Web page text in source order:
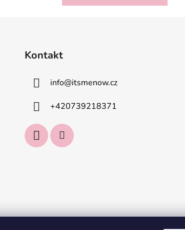
Kontakt
info@itsmenow.cz
+420739218371